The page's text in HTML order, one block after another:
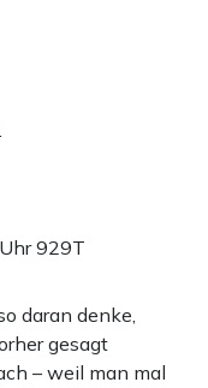
929T
daran denke,
gesagt
– weil man mal